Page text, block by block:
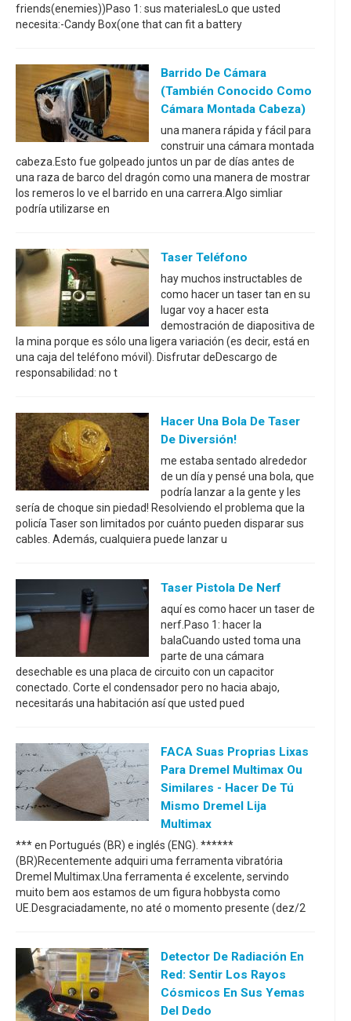
friends(enemies))Paso 1: sus materialesLo que usted
necesita:-Candy Box(one that can fit a battery
Barrido De Cámara
(también Conocido Como
Cámara Montada Cabeza)
una manera rápida y fácil para
construir una cámara montada
cabeza.Esto fue golpeado juntos un par de días antes de
una raza de barco del dragón como una manera de mostrar
los remeros lo ve el barrido en una carrera.Algo simliar
podría utilizarse en
Taser Teléfono
hay muchos instructables de
como hacer un taser tan en su
lugar voy a hacer esta
demostración de diapositiva de
la mina porque es sólo una ligera variación (es decir, está en
una caja del teléfono móvil). Disfrutar deDescargo de
responsabilidad: no t
Hacer Una Bola De Taser
De Diversión!
me estaba sentado alrededor
de un día y pensé una bola, que
podría lanzar a la gente y les
sería de choque sin piedad! Resolviendo el problema que la
policía Taser son limitados por cuánto pueden disparar sus
cables. Además, cualquiera puede lanzar u
Taser Pistola De Nerf
aquí es como hacer un taser de
nerf.Paso 1: hacer la
balaCuando usted toma una
parte de una cámara
desechable es una placa de circuito con un capacitor
conectado. Corte el condensador pero no hacia abajo,
necesitarás una habitación así que usted pued
FACA Suas Proprias Lixas
Para Dremel Multimax Ou
Similares - Hacer De Tú
Mismo Dremel Lija
Multimax
*** en Portugués (BR) e inglés (ENG). ******
(BR)Recentemente adquiri uma ferramenta vibratória
Dremel Multimax.Una ferramenta é excelente, servindo
muito bem aos estamos de um figura hobbysta como
UE.Desgraciadamente, no até o momento presente (dez/2
Detector De Radiación En
Red: Sentir Los Rayos
Cósmicos En Sus Yemas
Del Dedo